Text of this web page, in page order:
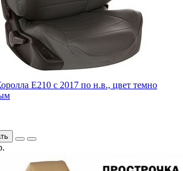
Е210 с 2017 по н.в., цвет темно